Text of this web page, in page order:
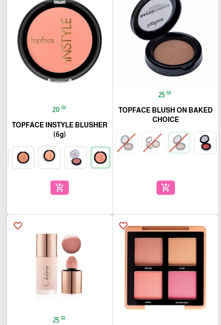
25 ₪
TOPFACE BLUSH ON BAKED
CHOICE
add_shopping_cart
20 ₪
TOPFACE INSTYLE BLUSHER
(6g)
add_shopping_cart
favorite_border
favorite_border
25 ₪